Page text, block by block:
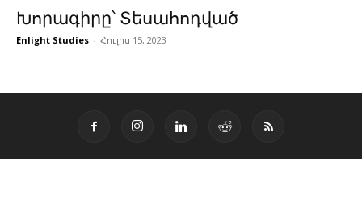
Խորագիրը՝ Տեսահոդված
Enlight Studies - Հուլիս 15, 2023